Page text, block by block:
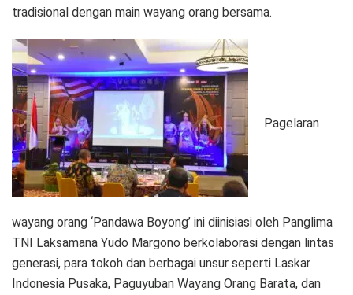
tradisional dengan main wayang orang bersama.
Pagelaran
wayang orang ‘Pandawa Boyong’ ini diinisiasi oleh Panglima
TNI Laksamana Yudo Margono berkolaborasi dengan lintas
generasi, para tokoh dan berbagai unsur seperti Laskar
Indonesia Pusaka, Paguyuban Wayang Orang Barata, dan